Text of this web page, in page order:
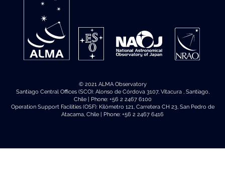
© 2021 ALMA Observatory
Santiago Central Offices (SCO): Alonso de Córdova 3107, Vitacura , Santiago,
Chile | Phone: +56 2 2467 6100
Operation Support Facilities (OSF): Kilómetro 121, Carretera CH 23, San Pedro de
Atacama, Chile | Phone: +56 2 2467 6416